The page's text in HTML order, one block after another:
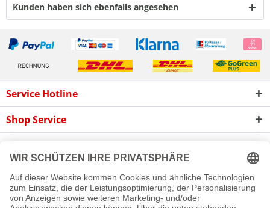
Kunden haben sich ebenfalls angesehen
Service Hotline
Shop Service
Newsletter